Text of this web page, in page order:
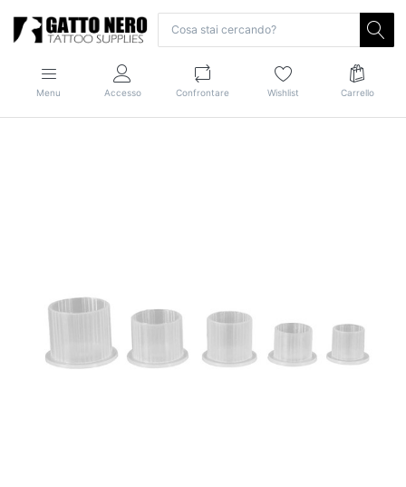
Menu Accesso Confrontare Wishlist Carrello